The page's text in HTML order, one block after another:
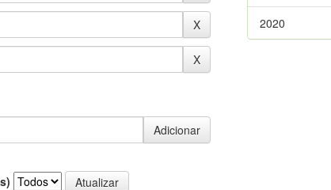
2020